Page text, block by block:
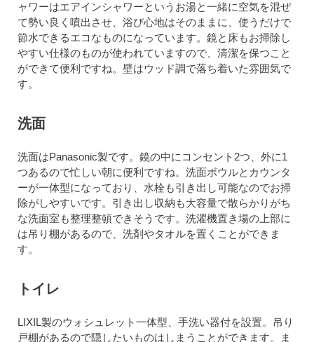
ャワーはエアインシャワーというお湯と一緒に空気を混ぜ
て勢い良く噴出させ、浴び心地はそのままに、使うだけで
節水できるエコなものになっています。鏡と床もお掃除し
やすい仕様のものが使われていますので、清潔を保つこと
ができて便利ですね。壁はウッド調で落ち着いた雰囲気で
す。
洗面
洗面はPanasonic製です。鏡の中にコンセント2つ、外に1
つあるので忙しい朝に便利ですね。洗面ボウルとカウンタ
ーが一体型になっており、水栓も引き出し可能なのでお掃
除がしやすいです。引き出し収納も大容量で散らかりがち
な洗面室も整理整頓できそうです。洗濯機置き場の上部に
は吊り棚があるので、洗剤やタオルを置くことができま
す。
トイレ
LIXIL製のウォシュレット一体型、手洗い器付を設置。吊り
戸棚があるので隠したいものはしまうことができます。ま